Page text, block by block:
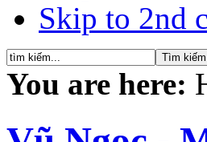
Skip to 2nd
You are here: